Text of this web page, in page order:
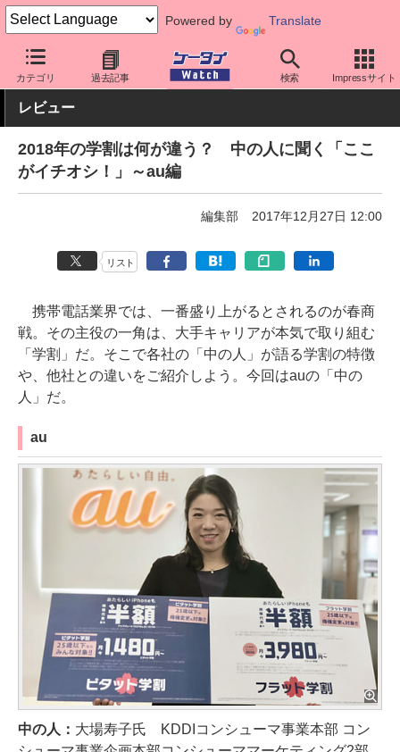
Powered by Translate
カテゴリ 過去記事 検索 Impressサイト
ケータイ Watch キャリア au 料金プラン・割引
レビュー
2018年の学割は何が違う？ 中の人に聞く「ここ
がイチオシ！」～au編
編集部 2017年12月27日 12:00
リスト
携帯電話業界では、一番盛り上がるとされるのが春商
戦。その主役の一角は、大手キャリアが本気で取り組む
「学割」だ。そこで各社の「中の人」が語る学割の特徴
や、他社との違いをご紹介しよう。今回はauの「中の
人」だ。
au
中の人： 大場寿子氏 KDDIコンシューマ事業本部 コン